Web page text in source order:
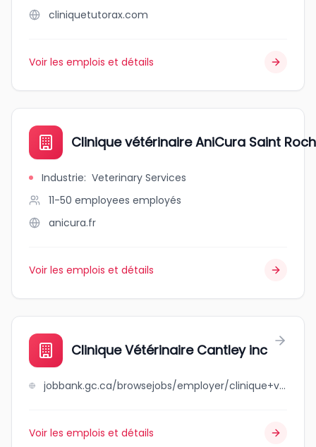
cliniquetutorax.com
Voir les emplois et détails
Clinique vétérinaire AniCura Saint Roch
Industrie: Veterinary Services
11-50 employees employés
anicura.fr
Voir les emplois et détails
Clinique Vétérinaire Cantley inc
jobbank.gc.ca/browsejobs/employer/clinique+v%C3%A9t%C3%A9rinaire+cantley+inc/ca
Voir les emplois et détails